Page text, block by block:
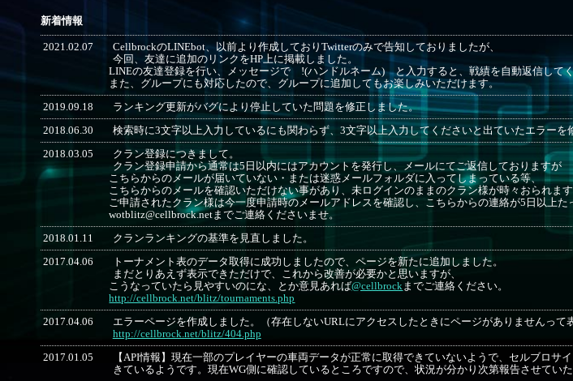
新着情報
2021.02.07
CellbrockのLINEbot、以前より作成しておりTwitterのみで告知しておりましたが、
今回、友達に追加のリンクをHP上に掲載しました。
LINEの友達登録を行い、メッセージで !(ハンドルネーム) と入力すると、戦績を自動返信してく
また、グループにも対応したので、グループに追加してもお楽しみいただけます。
2019.09.18 ランキング更新がバグにより停止していた問題を修正しました。
2018.06.30 検索時に3文字以上入力しているにも関わらず、3文字以上入力してくださいと出ていたエラーを
2018.03.05
クラン登録につきまして。
クラン登録申請から通常は5日以内にはアカウントを発行し、メールにてご返信しておりますが
こちらからのメールが届いていない・または迷惑メールフォルダに入ってしまっている等、
こちらからのメールを確認いただけない事があり、未ログインのままのクラン様が時々おられます
ご申請されたクラン様は今一度申請時のメールアドレスを確認し、こちらからの連絡が5日以上た
wotblitz@cellbrock.netまでご連絡くださいませ。
2018.01.11 クランランキングの基準を見直しました。
2017.04.06
トーナメント表のデータ取得に成功しましたので、ページを新たに追加しました。
まだとりあえず表示できただけで、これから改善が必要かと思いますが、
こうなっていたら見やすいのにな、とか意見あれば@cellbrockまでご連絡ください。
http://cellbrock.net/blitz/tournaments.php
2017.04.06
エラーページを作成しました。（存在しないURLにアクセスしたときにページがありませんって
http://cellbrock.net/blitz/404.php
2017.01.05
【API情報】現在一部のプレイヤーの車両データが正常に取得できていないようで、セルブロサ
きているようです。現在WG側に確認しているところですので、状況が分かり次第報告させていた